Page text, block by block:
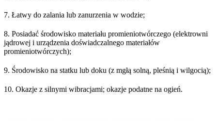
7. Łatwy do zalania lub zanurzenia w wodzie;
8. Posiadać środowisko materiału promieniotwórczego (elektrowni
jądrowej i urządzenia doświadczalnego materiałów
promieniotwórczych);
9. Środowisko na statku lub doku (z mgłą solną, pleśnią i wilgocią);
10. Okazje z silnymi wibracjami; okazje podatne na ogień.